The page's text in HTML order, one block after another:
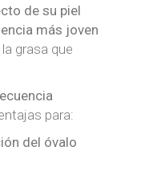
de su piel
más joven
grasa que
para:
del óvalo